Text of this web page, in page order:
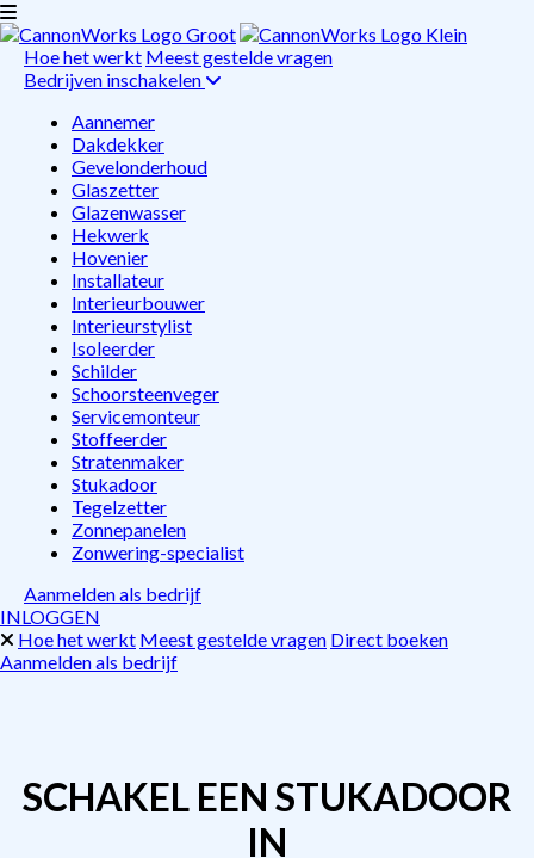
Hoe het werkt Meest gestelde vragen
Bedrijven inschakelen
Aannemer
Dakdekker
Gevelonderhoud
Glaszetter
Glazenwasser
Hekwerk
Hovenier
Installateur
Interieurbouwer
Interieurstylist
Isoleerder
Schilder
Schoorsteenveger
Servicemonteur
Stoffeerder
Stratenmaker
Stukadoor
Tegelzetter
Zonnepanelen
Zonwering-specialist
Aanmelden als bedrijf
INLOGGEN
Hoe het werkt Meest gestelde vragen Direct boeken
Aanmelden als bedrijf
SCHAKEL EEN STUKADOOR
IN